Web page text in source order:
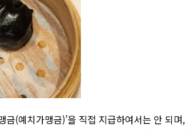
(예치가맹금)’을 직접 지급하여서는 안 되며,